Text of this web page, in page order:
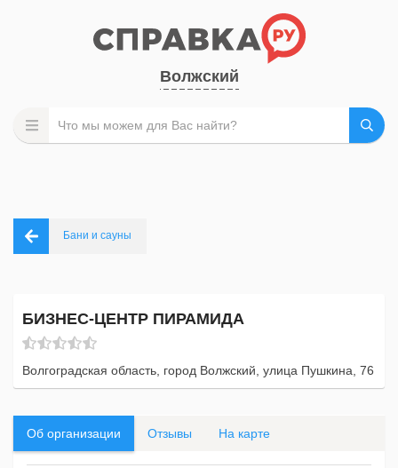
Волжский
Бани и сауны
БИЗНЕС-ЦЕНТР ПИРАМИДА
Волгоградская область, город Волжский, улица Пушкина, 76
Об организации Отзывы На карте